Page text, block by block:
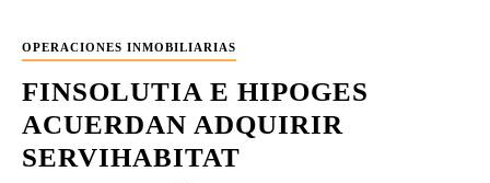
OPERACIONES INMOBILIARIAS
FINSOLUTIA E HIPOGES
ACUERDAN ADQUIRIR
SERVIHABITAT